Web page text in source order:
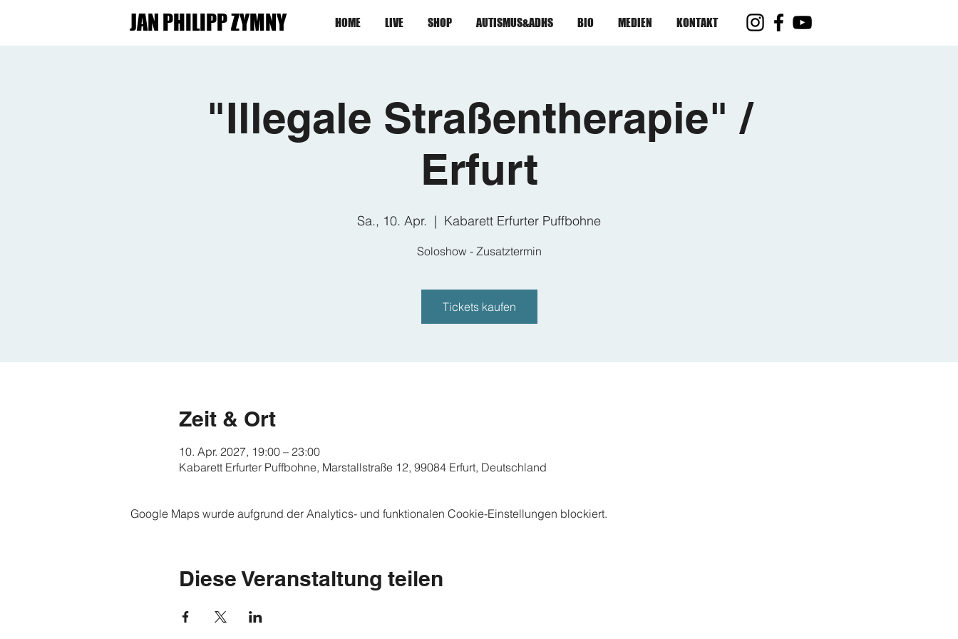
JAN PHILIPP ZYMNY HOME LIVE SHOP AUTISMUS&ADHS BIO MEDIEN KONTAKT
"Illegale Straßentherapie" /
Erfurt
Sa., 10. Apr.
  |
Kabarett Erfurter Puffbohne
Soloshow - Zusatztermin
Tickets kaufen
Zeit & Ort
10. Apr. 2027, 19:00 – 23:00
Kabarett Erfurter Puffbohne, Marstallstraße 12, 99084 Erfurt, Deutschland
Google Maps wurde aufgrund der Analytics- und funktionalen Cookie-Einstellungen blockiert.
Diese Veranstaltung teilen